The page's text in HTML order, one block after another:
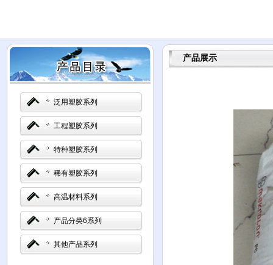
泛用塑胶系列
工程塑胶系列
特种塑胶系列
稀有塑胶系列
高温材料系列
产品分类6系列
其他产品系列
产品展示